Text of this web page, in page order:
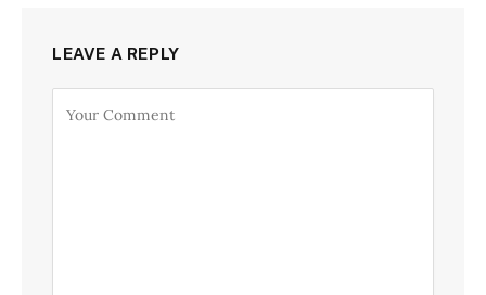
LEAVE A REPLY